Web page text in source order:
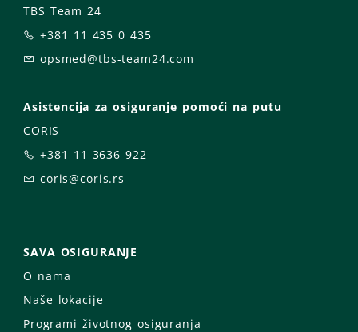
TBS Team 24
+381 11 435 0 435
opsmed@tbs-team24.com
Asistencija za osiguranje pomoći na putu
CORIS
+381 11 3636 922
coris@coris.rs
SAVA OSIGURANJE
O nama
Naše lokacije
Programi životnog osiguranja